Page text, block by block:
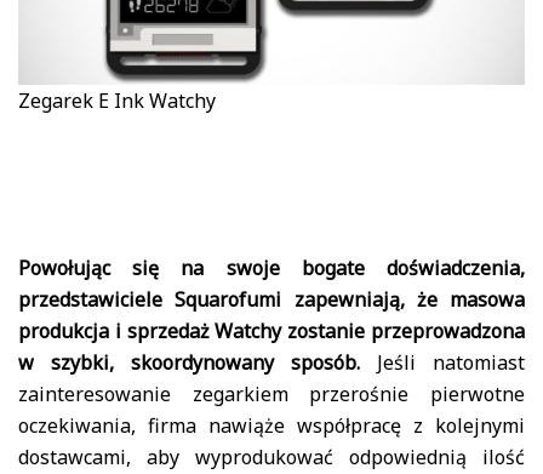
Zegarek E Ink Watchy
Powołując się na swoje bogate doświadczenia,
przedstawiciele Squarofumi zapewniają, że masowa
produkcja i sprzedaż Watchy zostanie przeprowadzona
w szybki, skoordynowany sposób. Jeśli natomiast
zainteresowanie zegarkiem przerośnie pierwotne
oczekiwania, firma nawiąże współpracę z kolejnymi
dostawcami, aby wyprodukować odpowiednią ilość